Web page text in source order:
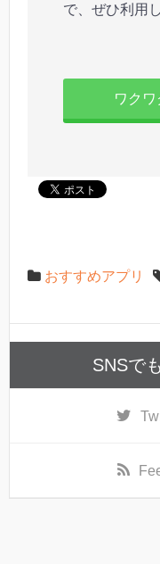
で、ぜひ利用
ワク
おすすめアプリ
SNSで